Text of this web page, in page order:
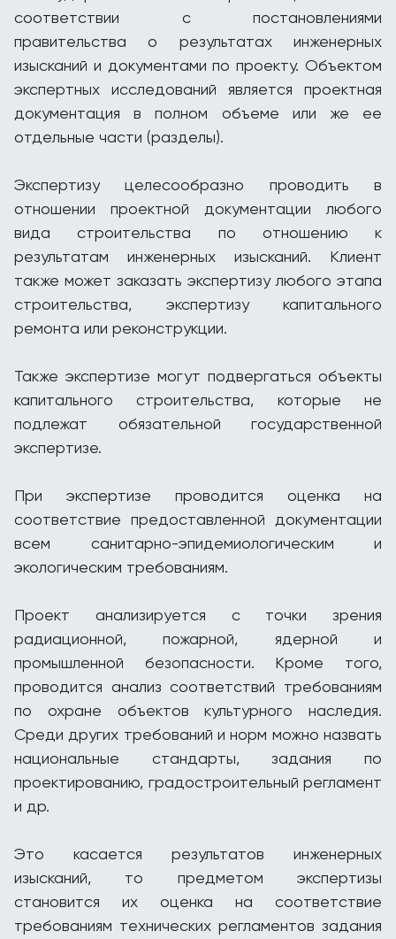
соответствии с постановлениями
правительства о результатах инженерных
изысканий и документами по проекту. Объектом
экспертных исследований является проектная
документация в полном объеме или же ее
отдельные части (разделы).
Экспертизу целесообразно проводить в
отношении проектной документации любого
вида строительства по отношению к
результатам инженерных изысканий. Клиент
также может заказать экспертизу любого этапа
строительства, экспертизу капитального
ремонта или реконструкции.
Также экспертизе могут подвергаться объекты
капитального строительства, которые не
подлежат обязательной государственной
экспертизе.
При экспертизе проводится оценка на
соответствие предоставленной документации
всем санитарно-эпидемиологическим и
экологическим требованиям.
Проект анализируется с точки зрения
радиационной, пожарной, ядерной и
промышленной безопасности. Кроме того,
проводится анализ соответствий требованиям
по охране объектов культурного наследия.
Среди других требований и норм можно назвать
национальные стандарты, задания по
проектированию, градостроительный регламент
и др.
Это касается результатов инженерных
изысканий, то предметом экспертизы
становится их оценка на соответствие
требованиям технических регламентов задания